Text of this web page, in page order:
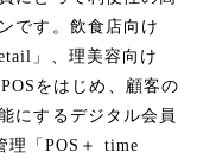
です。飲食店向け
」、理美容向け
をはじめ、顧客の
にするデジタル会員
理「POS＋ time